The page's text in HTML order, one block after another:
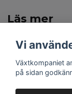
Läs mer
Sociala
Vi
Växtkompaniet
på sidan